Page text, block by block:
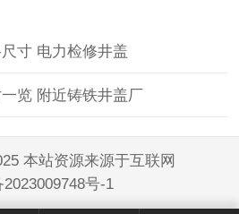
寸 电力检修井盖
览 附近铸铁井盖厂
本站资源来源于互联网
号-1